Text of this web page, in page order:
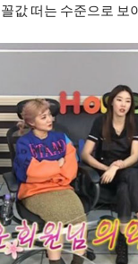
값 떠는 수준으로 보